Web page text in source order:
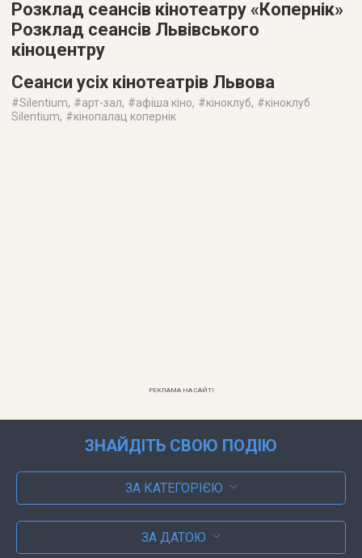
Розклад сеансів кінотеатру «Копернік»
Розклад сеансів Львівського
кіноцентру
Сеанси усіх кінотеатрів Львова
#Silentium, #арт-зал, #афіша кіно, #кіноклуб, #кіноклуб
Silentium, #кінопалац копернік
РЕКЛАМА НА САЙТІ
ЗНАЙДІТЬ СВОЮ ПОДІЮ
ЗА КАТЕГОРІЄЮ
ЗА ДАТОЮ